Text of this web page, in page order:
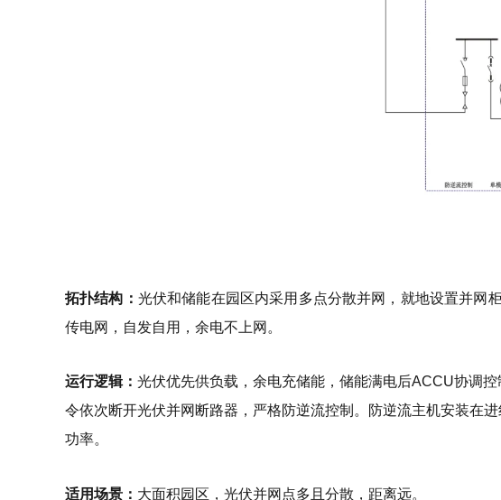
拓扑结构： 光伏和储能在园区内采用多点分散并网，就地设置并网
传电网，自发自用，余电不上网。
运行逻辑：光伏优先供负载，余电充储能，储能满电后ACCU协调
令依次断开光伏并网断路器，严格防逆流控制。防逆流主机安装在
功率。
适用场景： 大面积园区，光伏并网点多且分散，距离远。